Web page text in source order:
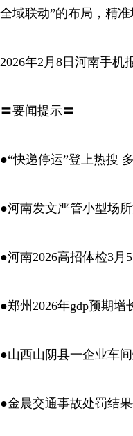
全域联动”的布局，精
2026年2月8日河南手机
〓要闻提示〓
●“快递停运”登上热搜
●河南发文严管小型场
●河南2026高招体检3月
●郑州2026年gdp预期增
●山西山阴县一企业车
●金晨交通事故处罚结